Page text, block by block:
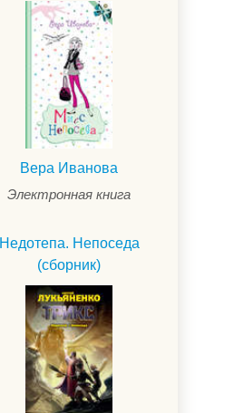
Вера Иванова
Электронная книга
Недотепа. Непоседа
(сборник)